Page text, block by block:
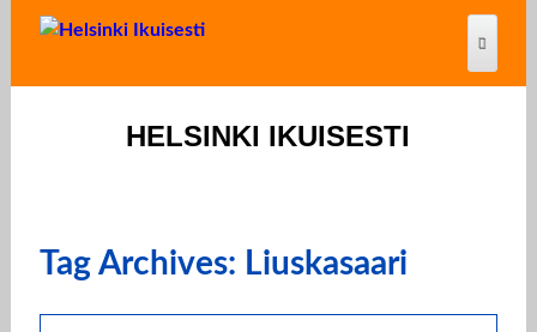
HELSINKI IKUISESTI
Tag Archives: Liuskasaari